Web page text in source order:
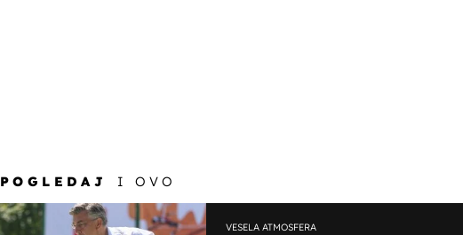
POGLEDAJ I OVO
VESELA ATMOSFERA